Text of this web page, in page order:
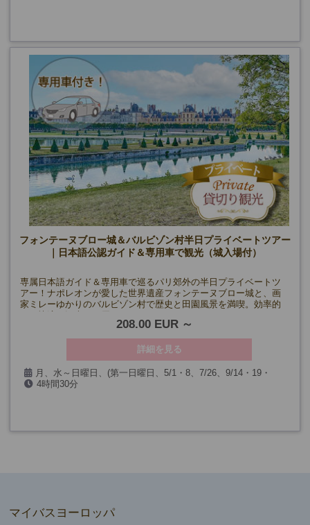
フォンテーヌブロー城＆バルビゾン村半日プライベートツアー
｜日本語公認ガイド＆専用車で観光（城入場付）
専属日本語ガイド＆専用車で巡るパリ郊外の半日プライベートツ
アー！ナポレオンが愛した世界遺産フォンテーヌブロー城と、画
家ミレーゆかりのバルビゾン村で歴史と田園風景を満喫。効率的
208.00 EUR
詳細を見る
月、水～日曜日、(第一日曜日、5/1・8、7/26、9/14・19・
20、12/24・25・31、1/1を除く)
4時間30分
マイバスヨーロッパ